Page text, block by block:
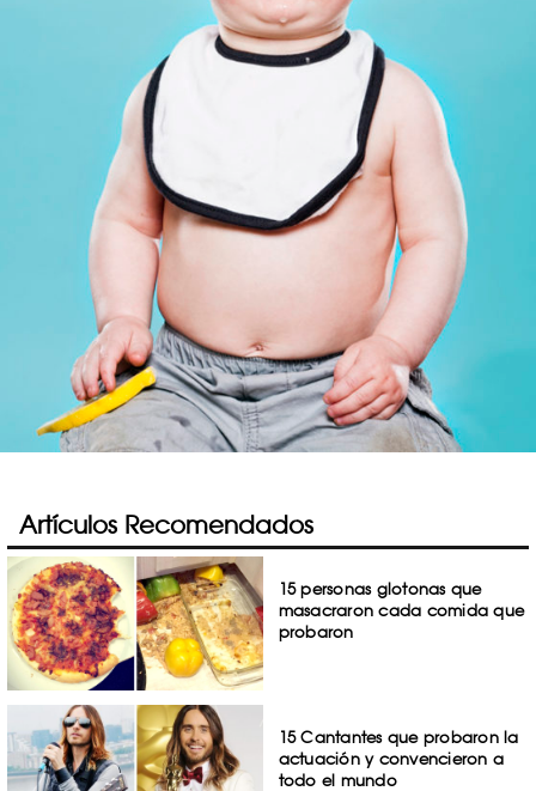
Artículos Recomendados
15 personas glotonas que
masacraron cada comida que
probaron
15 Cantantes que probaron la
actuación y convencieron a
todo el mundo